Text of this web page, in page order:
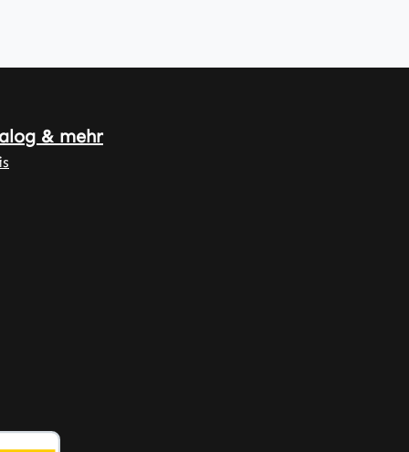
& mehr